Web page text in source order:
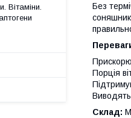
Без
Порція
Виводять
Склад:
Вітаміни.